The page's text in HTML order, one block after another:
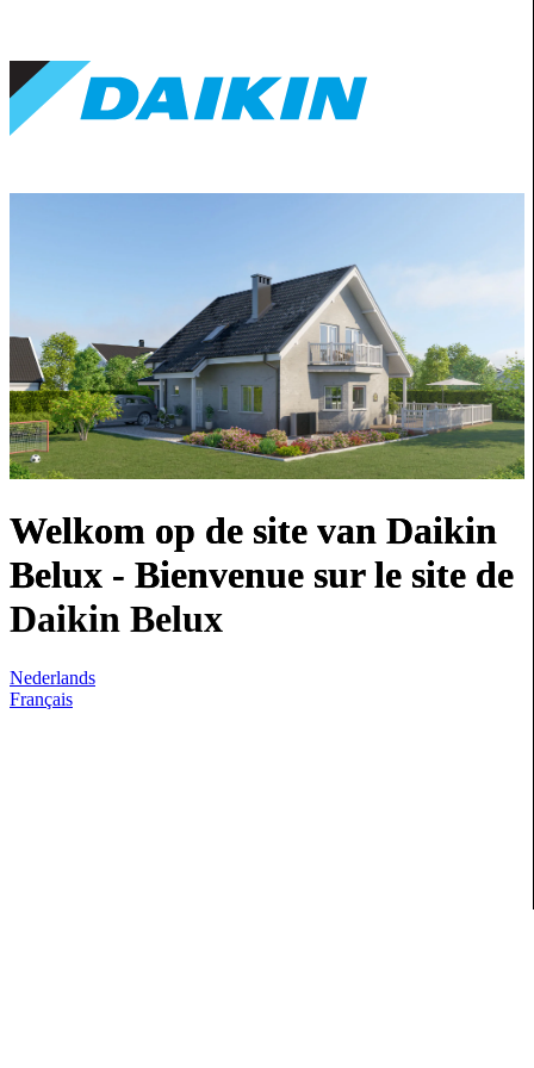
Welkom op de site van Daikin
Belux - Bienvenue sur le site de
Daikin Belux
Nederlands
Français